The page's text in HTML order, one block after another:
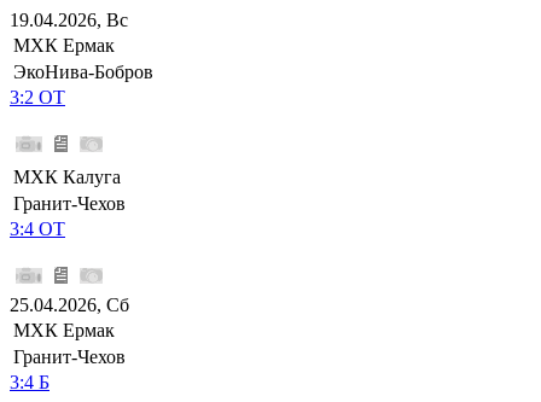
19.04.2026, Вс
МХК Ермак
ЭкоНива-Бобров
3:2 ОТ
МХК Калуга
Гранит-Чехов
3:4 ОТ
25.04.2026, Сб
МХК Ермак
Гранит-Чехов
3:4 Б